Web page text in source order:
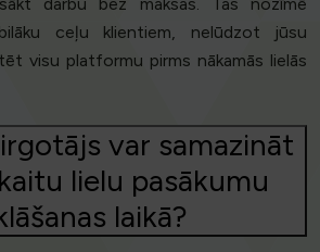
darbu bez maksas. Tas nozīmē
ceļu klientiem, nelūdzot jūsu
visu platformu pirms nākamās lielās
var samazināt
lielu pasākumu
laikā?